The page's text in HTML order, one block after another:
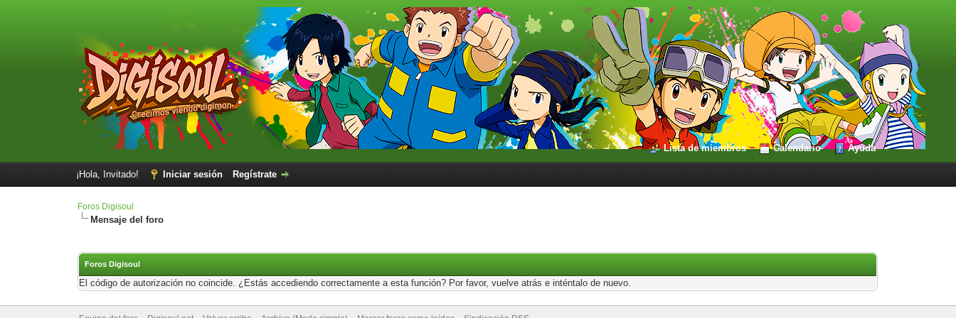
Lista de miembros Calendario Ayuda
¡Hola, Invitado! Iniciar sesión Regístrate
Foros Digisoul
Mensaje del foro
Foros Digisoul
El código de autorización no coincide. ¿Estás accediendo correctamente a esta función? Por favor, vuelve atrás e inténtalo de nuevo.